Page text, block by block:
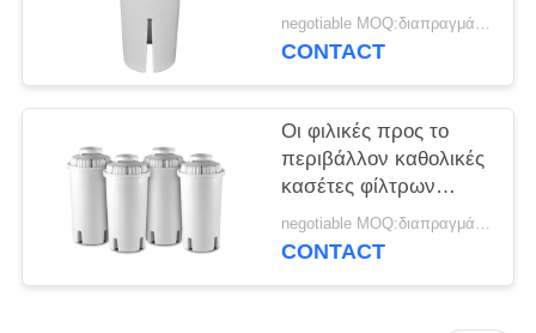
στάμνα νερού ή το
μπουκάλι εξαγνιστών
negotiable MOQ:διαπραγμάτευση
CONTACT
Οι φιλικές προς το
περιβάλλον καθολικές
κασέτες φίλτρων
νερού με εύκολο
χύνουν τους σωλήνες
negotiable MOQ:διαπραγμάτευση
CONTACT